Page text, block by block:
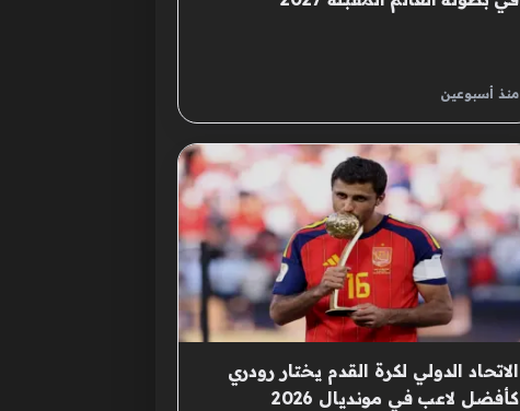
منذ أسبوعين
الاتحاد الدولي لكرة القدم يختار رودري
كأفضل لاعب في مونديال 2026